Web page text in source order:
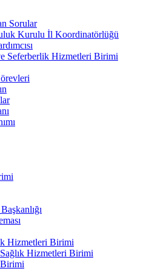
Sorular
Kurulu İl Koordinatörlüğü
Seferberlik Hizmetleri Birimi
Hizmetleri Birimi
Hizmetleri Birimi